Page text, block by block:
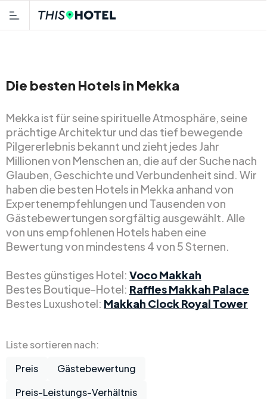
Die besten Hotels in Mekka
Mekka ist für seine spirituelle Atmosphäre, seine
prächtige Architektur und das tief bewegende
Pilgererlebnis bekannt und zieht jedes Jahr
Millionen von Menschen an, die auf der Suche nach
Glauben, Geschichte und Verbundenheit sind. Wir
haben die besten Hotels in Mekka anhand von
Expertenempfehlungen und Tausenden von
Gästebewertungen sorgfältig ausgewählt. Alle
von uns empfohlenen Hotels haben eine
Bewertung von mindestens 4 von 5 Sternen.
Bestes günstiges Hotel: Voco Makkah
Bestes Boutique-Hotel: Raffles Makkah Palace
Bestes Luxushotel: Makkah Clock Royal Tower
Liste sortieren nach:
Preis
Gästebewertung
Preis-Leistungs-Verhältnis